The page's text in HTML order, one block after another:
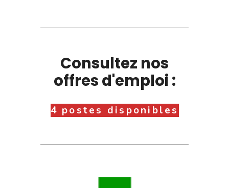
Consultez nos
offres d'emploi :
4 postes disponibles